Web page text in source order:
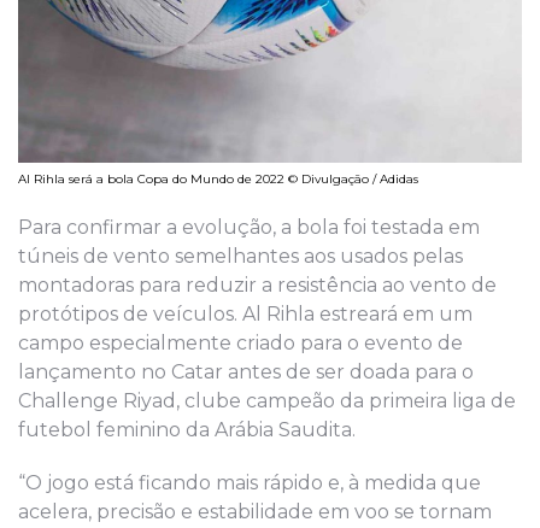
Al Rihla será a bola Copa do Mundo de 2022 © Divulgação / Adidas
Para confirmar a evolução, a bola foi testada em
túneis de vento semelhantes aos usados pelas
montadoras para reduzir a resistência ao vento de
protótipos de veículos. Al Rihla estreará em um
campo especialmente criado para o evento de
lançamento no Catar antes de ser doada para o
Challenge Riyad, clube campeão da primeira liga de
futebol feminino da Arábia Saudita.
“O jogo está ficando mais rápido e, à medida que
acelera, precisão e estabilidade em voo se tornam